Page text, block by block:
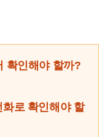
확인해야 할까?
로 확인해야 할